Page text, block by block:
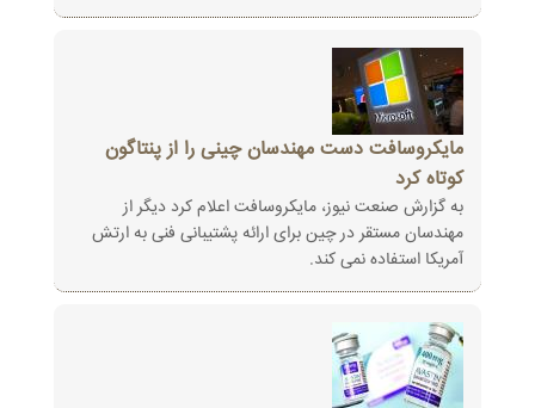
مایکروسافت دست مهندسان چینی را از پنتاگون
کوتاه کرد
به گزارش صنعت نیوز، مایکروسافت اعلام کرد دیگر از
مهندسان مستقر در چین برای ارائه پشتیبانی فنی به ارتش
آمریکا استفاده نمی کند.